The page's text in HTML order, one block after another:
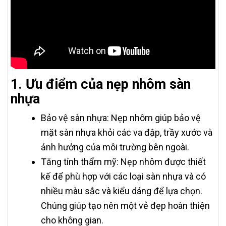
1. Ưu điểm của nẹp nhôm sàn
nhựa
Bảo vệ sàn nhựa: Nẹp nhôm giúp bảo vệ
mặt sàn nhựa khỏi các va đập, trầy xước và
ảnh hưởng của môi trường bên ngoài.
Tăng tính thẩm mỹ: Nẹp nhôm được thiết
kế để phù hợp với các loại sàn nhựa và có
nhiều màu sắc và kiểu dáng để lựa chọn.
Chúng giúp tạo nên một vẻ đẹp hoàn thiện
cho không gian.